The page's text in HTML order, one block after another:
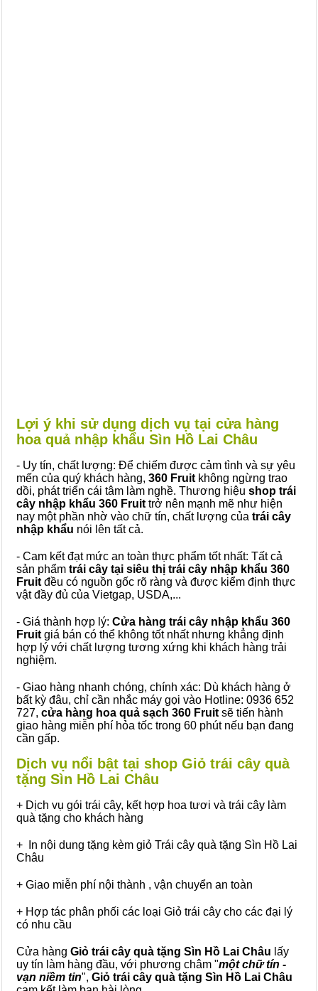
Lợi ý khi sử dụng dịch vụ tại cửa hàng
hoa quả nhập khẩu Sìn Hồ Lai Châu
- Uy tín, chất lượng: Để chiếm được cảm tình và sự yêu
mến của quý khách hàng, 360 Fruit không ngừng trao
dồi, phát triển cái tâm làm nghề. Thương hiệu shop trái
cây nhập khẩu 360 Fruit trở nên mạnh mẽ như hiện
nay một phần nhờ vào chữ tín, chất lượng của trái cây
nhập khẩu nói lên tất cả.
- Cam kết đạt mức an toàn thực phẩm tốt nhất: Tất cả
sản phẩm trái cây tại siêu thị trái cây nhập khẩu 360
Fruit đều có nguồn gốc rõ ràng và được kiểm định thực
vật đầy đủ của Vietgap, USDA,...
- Giá thành hợp lý: Cửa hàng trái cây nhập khẩu 360
Fruit giá bán có thể không tốt nhất nhưng khẳng định
hợp lý với chất lượng tương xứng khi khách hàng trải
nghiệm.
- Giao hàng nhanh chóng, chính xác: Dù khách hàng ở
bất kỳ đâu, chỉ cần nhắc máy gọi vào Hotline: 0936 652
727, cửa hàng hoa quả sạch 360 Fruit sẽ tiến hành
giao hàng miễn phí hỏa tốc trong 60 phút nếu bạn đang
cần gấp.
Dịch vụ nổi bật tại shop Giỏ trái cây quà
tặng Sìn Hồ Lai Châu
+ Dịch vụ gói trái cây, kết hợp hoa tươi và trái cây làm
quà tặng cho khách hàng
+ In nội dung tặng kèm giỏ Trái cây quà tặng Sìn Hồ Lai
Châu
+ Giao miễn phí nội thành , vận chuyển an toàn
+ Hợp tác phân phối các loại Giỏ trái cây cho các đại lý
có nhu cầu
Cửa hàng Giỏ trái cây quà tặng Sìn Hồ Lai Châu lấy
uy tín làm hàng đầu, với phương châm "một chữ tín -
vạn niềm tin", Giỏ trái cây quà tặng Sìn Hồ Lai Châu